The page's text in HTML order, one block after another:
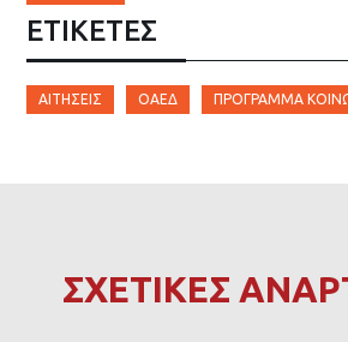
ΕΤΙΚΈΤΕΣ
ΑΙΤΉΣΕΙΣ ΟΑΕΔ ΠΡΌΓΡΑΜΜΑ
ΣΧΕΤΙΚΕΣ